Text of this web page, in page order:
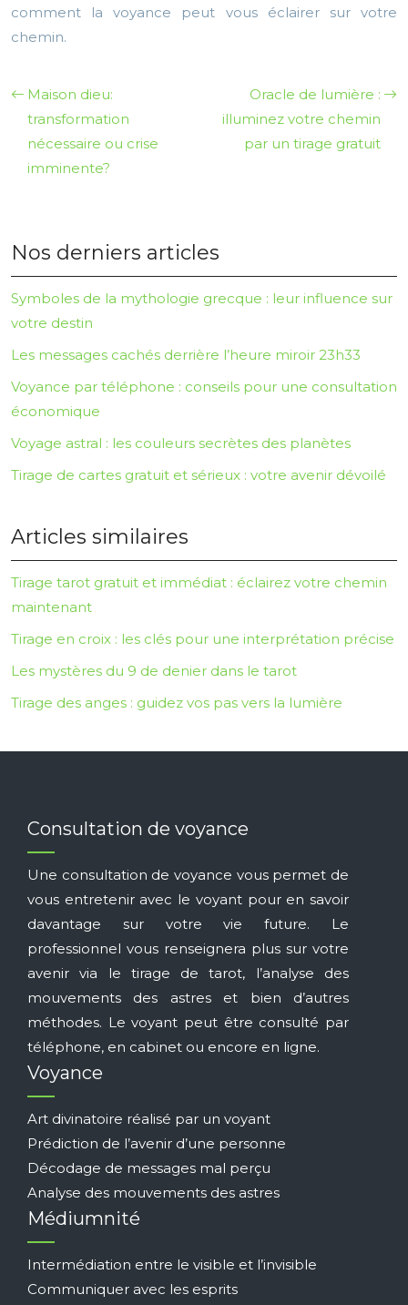
comment la voyance peut vous éclairer sur votre
chemin.
Maison dieu:
transformation
nécessaire ou crise
imminente?
Oracle de lumière :
illuminez votre chemin
par un tirage gratuit
Nos derniers articles
Symboles de la mythologie grecque : leur influence sur
votre destin
Les messages cachés derrière l’heure miroir 23h33
Voyance par téléphone : conseils pour une consultation
économique
Voyage astral : les couleurs secrètes des planètes
Tirage de cartes gratuit et sérieux : votre avenir dévoilé
Articles similaires
Tirage tarot gratuit et immédiat : éclairez votre chemin
maintenant
Tirage en croix : les clés pour une interprétation précise
Les mystères du 9 de denier dans le tarot
Tirage des anges : guidez vos pas vers la lumière
Consultation de voyance
Une consultation de voyance vous permet de
vous entretenir avec le voyant pour en savoir
davantage sur votre vie future. Le
professionnel vous renseignera plus sur votre
avenir via le tirage de tarot, l’analyse des
mouvements des astres et bien d’autres
méthodes. Le voyant peut être consulté par
téléphone, en cabinet ou encore en ligne.
Voyance
Art divinatoire réalisé par un voyant
Prédiction de l’avenir d’une personne
Décodage de messages mal perçu
Analyse des mouvements des astres
Médiumnité
Intermédiation entre le visible et l’invisible
Communiquer avec les esprits